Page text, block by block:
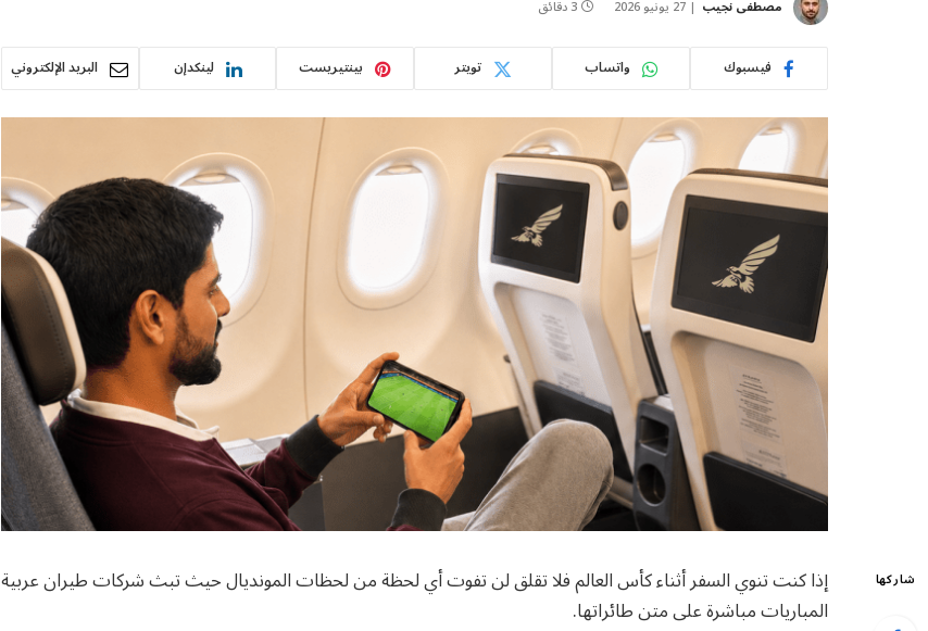
مصطفى نجيب 27 يونيو 2026 3 دقائق
فيسبوك واتساب تويتر بينتيريست لينكدإن البريد الإلكتروني
شاركها
إذا كنت تنوي السفر أثناء كأس العالم فلا تقلق لن تفوت أي لحظة من لحظات المونديال حيث تبث شركات طيران عربية
المباريات مباشرة على متن طائراتها.